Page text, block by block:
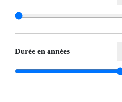
Durée en années